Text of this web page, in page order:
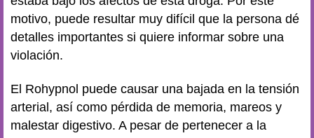
motivo, puede resultar muy difícil que la persona dé
detalles importantes si quiere informar sobre una
violación.
El Rohypnol puede causar una bajada en la tensión
arterial, así como pérdida de memoria, mareos y
malestar digestivo. A pesar de pertenecer a la